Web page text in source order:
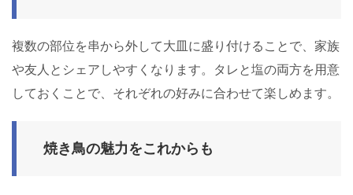
複数の部位を串から外して大皿に盛り付けることで、家族
や友人とシェアしやすくなります。タレと塩の両方を用意
しておくことで、それぞれの好みに合わせて楽しめます。
焼き鳥の魅力をこれからも